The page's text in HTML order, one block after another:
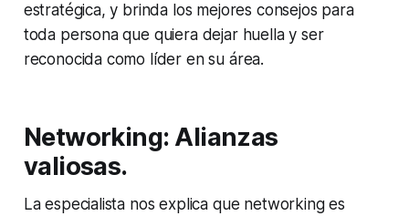
estratégica, y brinda los mejores consejos para
toda persona que quiera dejar huella y ser
reconocida como líder en su área.
Networking: Alianzas
valiosas.
La especialista nos explica que networking es